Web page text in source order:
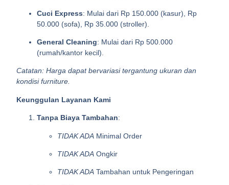
Cuci Express: Mulai dari Rp 150.000 (kasur), Rp
50.000 (sofa), Rp 35.000 (stroller).
General Cleaning: Mulai dari Rp 500.000
(rumah/kantor kecil).
Catatan: Harga dapat bervariasi tergantung ukuran dan
kondisi furniture.
Keunggulan Layanan Kami
Tanpa Biaya Tambahan:
TIDAK ADA Minimal Order
TIDAK ADA Ongkir
TIDAK ADA Tambahan untuk Pengeringan